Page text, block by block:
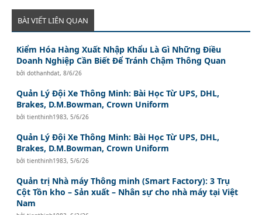
BÀI VIẾT LIÊN QUAN
Kiểm Hóa Hàng Xuất Nhập Khẩu Là Gì Những Điều
Doanh Nghiệp Cần Biết Để Tránh Chậm Thông Quan
bởidothanhdat,8/6/26
Quản Lý Đội Xe Thông Minh: Bài Học Từ UPS, DHL,
Brakes, D.M.Bowman, Crown Uniform
bởitienthinh1983,5/6/26
Quản Lý Đội Xe Thông Minh: Bài Học Từ UPS, DHL,
Brakes, D.M.Bowman, Crown Uniform
bởitienthinh1983,5/6/26
Quản trị Nhà máy Thông minh (Smart Factory): 3 Trụ
Cột Tồn kho – Sản xuất – Nhân sự cho nhà máy tại Việt
Nam